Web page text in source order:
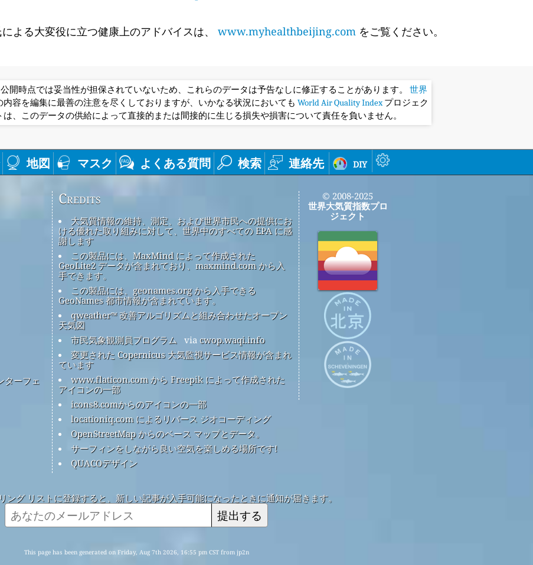
よる大変役に立つ健康上のアドバイスは、 www.myhealthbeijing.com をご覧ください。
開時点では妥当性が担保されていないため、これらのデータは予告なしに修正することがあります。 世界
容を編集に最善の注意を尽くしておりますが、いかなる状況においても World Air Quality Indexプロジェク
、このデータの供給によって直接的または間接的に生じる損失や損害について責任を負いません。
地図 マスク よくある質問 検索 連絡先 diy
ターフェ
Credits
大気質情報の維持、測定、および世界市民への提供にお
ける優れた取り組みに対して、世界中のすべての EPA に感
謝します
この製品には、MaxMind によって作成された
GeoLite2 データが含まれており、maxmind.com から入
手できます。
この製品には、geonames.org から入手できる
GeoNames 都市情報が含まれています。
qweather™ 改善アルゴリズムと組み合わせたオープン
天気図
市民気象観測員プログラム
via cwop.waqi.info
変更された Copernicus 大気監視サービス情報が含まれ
ています
www.flaticon.com から Freepik によって作成された
アイコンの一部
icons8.comからのアイコンの一部
locationiq.com によるリバース ジオコーディング
OpenStreetMap からのベース マップとデータ。
サーフィンをしながら良い空気を楽しめる場所です!
QUACOデザイン
© 2008-2025
世界大気質指数プロ
ジェクト
ング リストに登録すると、新しい記事が入手可能になったときに通知が届きます。
提出する
This page has been generated on Friday, Aug 7th 2026, 16:55 pm CST from jp2n